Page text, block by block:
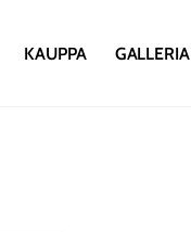
KAUPPA GALLERIA